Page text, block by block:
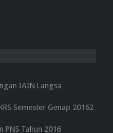
IAIN Langsa
Semester Genap 20162
PNS Tahun 2016